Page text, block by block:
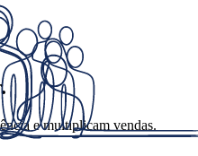
e multiplicam vendas.